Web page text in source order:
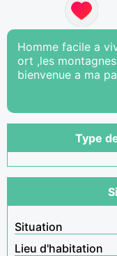
Homme facile a
ort ,les
bienvenue a ma
Type
Situation
Lieu d'habitation